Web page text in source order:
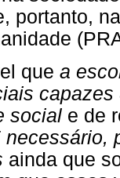
portanto,
que a
social e de
necessário,
ainda que